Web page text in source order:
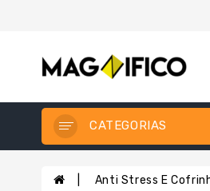
CATEGORIAS
Anti Stress E